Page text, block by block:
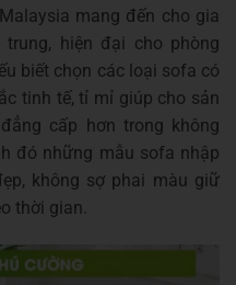
mang đến cho gia
hiện đại cho phòng
biết chọn các loại sofa có
tinh tế, tỉ mỉ giúp cho sản
cấp hơn trong không
đó những mẫu sofa nhập
không sợ phai màu giữ
thời gian.